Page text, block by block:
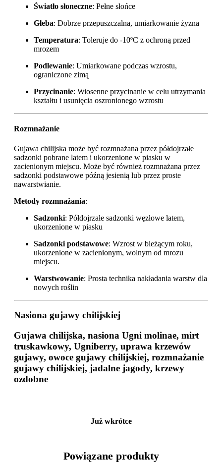
Światło słoneczne: Pełne słońce
Gleba: Dobrze przepuszczalna, umiarkowanie żyzna
Temperatura: Toleruje do -10ºC z ochroną przed
mrozem
Podlewanie: Umiarkowane podczas wzrostu,
ograniczone zimą
Przycinanie: Wiosenne przycinanie w celu utrzymania
kształtu i usunięcia oszronionego wzrostu
Rozmnażanie
Gujawa chilijska może być rozmnażana przez półdojrzałe
sadzonki pobrane latem i ukorzenione w piasku w
zacienionym miejscu. Może być również rozmnażana przez
sadzonki podstawowe późną jesienią lub przez proste
nawarstwianie.
Metody rozmnażania:
Sadzonki: Półdojrzałe sadzonki węzłowe latem,
ukorzenione w piasku
Sadzonki podstawowe: Wzrost w bieżącym roku,
ukorzenione w zacienionym, wolnym od mrozu
miejscu.
Warstwowanie: Prosta technika nakładania warstw dla
nowych roślin
Nasiona gujawy chilijskiej
Gujawa chilijska, nasiona Ugni molinae, mirt
truskawkowy, Ugniberry, uprawa krzewów
gujawy, owoce gujawy chilijskiej, rozmnażanie
gujawy chilijskiej, jadalne jagody, krzewy
ozdobne
Już wkrótce
Powiązane produkty